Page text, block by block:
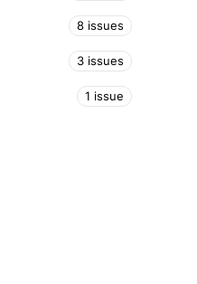
8 issues
3 issues
1 issue